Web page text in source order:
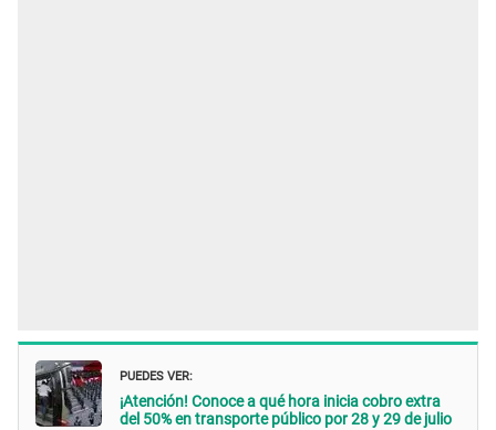
PUEDES VER:
¡Atención! Conoce a qué hora inicia cobro extra
del 50% en transporte público por 28 y 29 de julio